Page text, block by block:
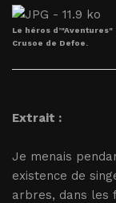
Le héros
Crusoe de Defoe.
Extrait :
Je menais
existence de
arbres, dans les